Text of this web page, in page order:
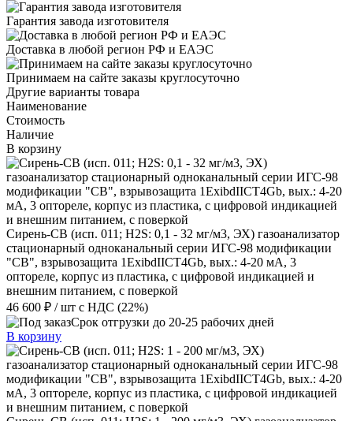
Гарантия завода изготовителя
Доставка в любой регион РФ и ЕАЭС
Принимаем на сайте заказы круглосуточно
Другие варианты товара
Наименование
Стоимость
Наличие
В корзину
Сирень-СВ (исп. 011; Н2S: 0,1 - 32 мг/м3, ЭХ) газоанализатор
стационарный одноканальный серии ИГС-98 модификации
"СВ", взрывозащита 1ExibdIIСT4Gb, вых.: 4-20 мА, 3
оптореле, корпус из пластика, с цифровой индикацией и
внешним питанием, с поверкой
46 600 ₽ / шт с НДС (22%)
Срок отгрузки до 20-25 рабочих дней
В корзину